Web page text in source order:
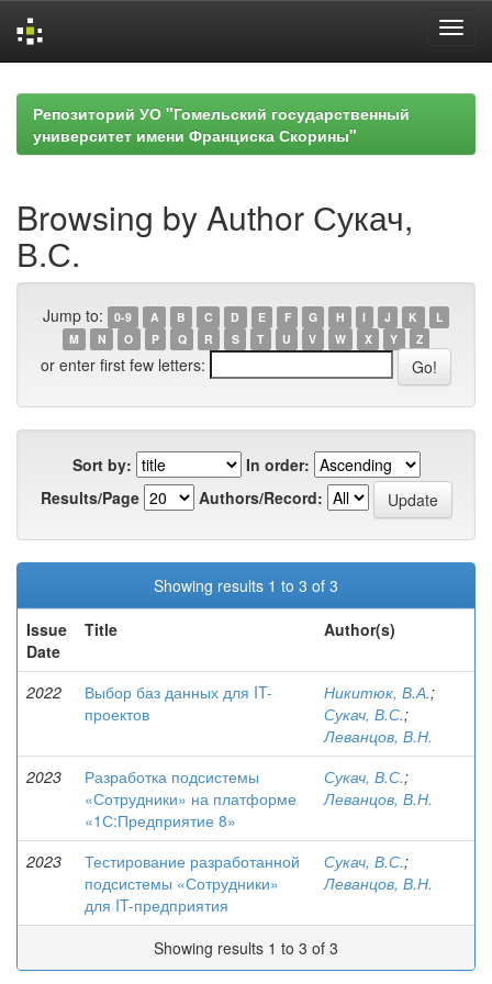
navigationРепозиторий УО "Гомельский государственный
университет имени Франциска Скорины"
Browsing by Author Сукач,
В.С.
Jump to: 0-9 A B C D E F G H I J K
L
M
N O P Q R S T U V W X Y Z
or enter first few letters:
Sort by:
In order:
Results/Page
Authors/Record:
Showing results 1 to 3 of 3
Issue
Date
Title Author(s)
2022
Выбор баз данных для IT-
проектов
Никитюк, В.А.;
Сукач, В.С.;
Леванцов, В.Н.
2023
Разработка подсистемы
«Сотрудники» на платформе
«1С:Предприятие 8»
Сукач, В.С.;
Леванцов, В.Н.
2023
Тестирование разработанной
подсистемы «Сотрудники»
для IT-предприятия
Сукач, В.С.;
Леванцов, В.Н.
Showing results 1 to 3 of 3